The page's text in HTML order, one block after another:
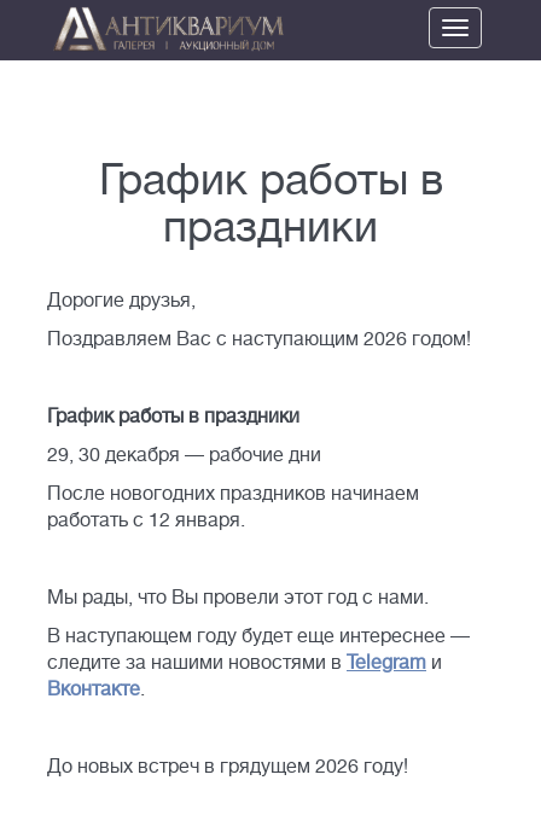
Toggle
navigation
График работы в
праздники
Дорогие друзья,
Поздравляем Вас с наступающим 2026 годом!
График работы в праздники
29, 30 декабря — рабочие дни
После новогодних праздников начинаем
работать с 12 января.
Мы рады, что Вы провели этот год с нами.
В наступающем году будет еще интереснее —
следите за нашими новостями в Telegram и
Вконтакте.
До новых встреч в грядущем 2026 году!